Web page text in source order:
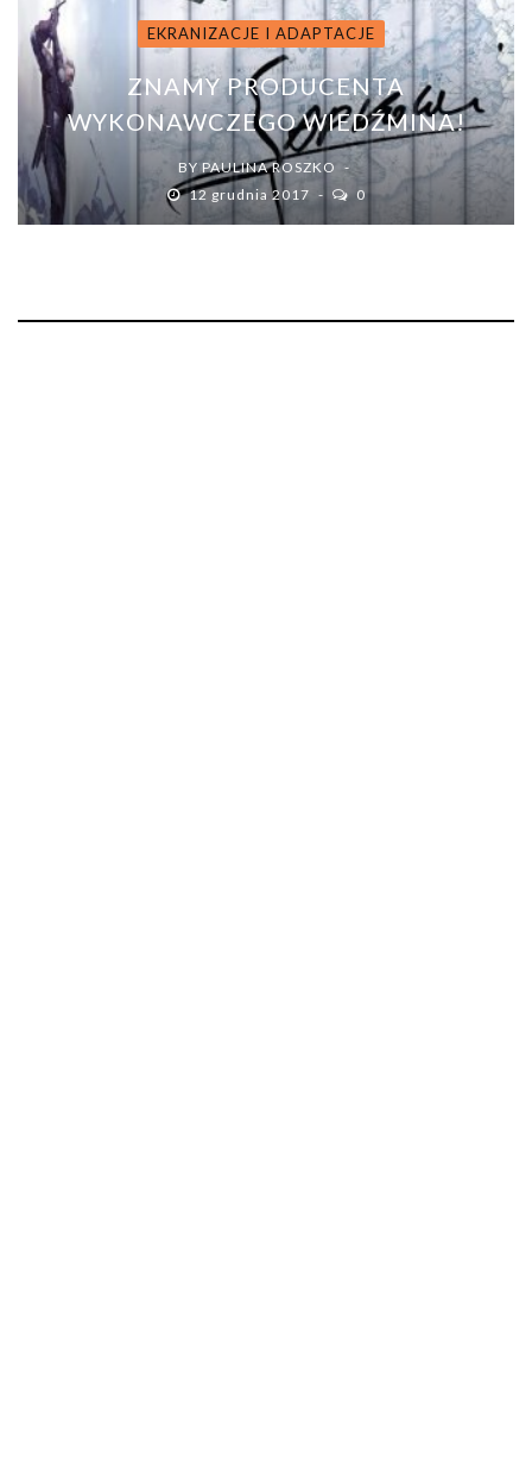
EKRANIZACJE I ADAPTACJE
ZNAMY PRODUCENTA
WYKONAWCZEGO WIEDŹMINA!
BY PAULINA ROSZKO
12 grudnia 2017
0